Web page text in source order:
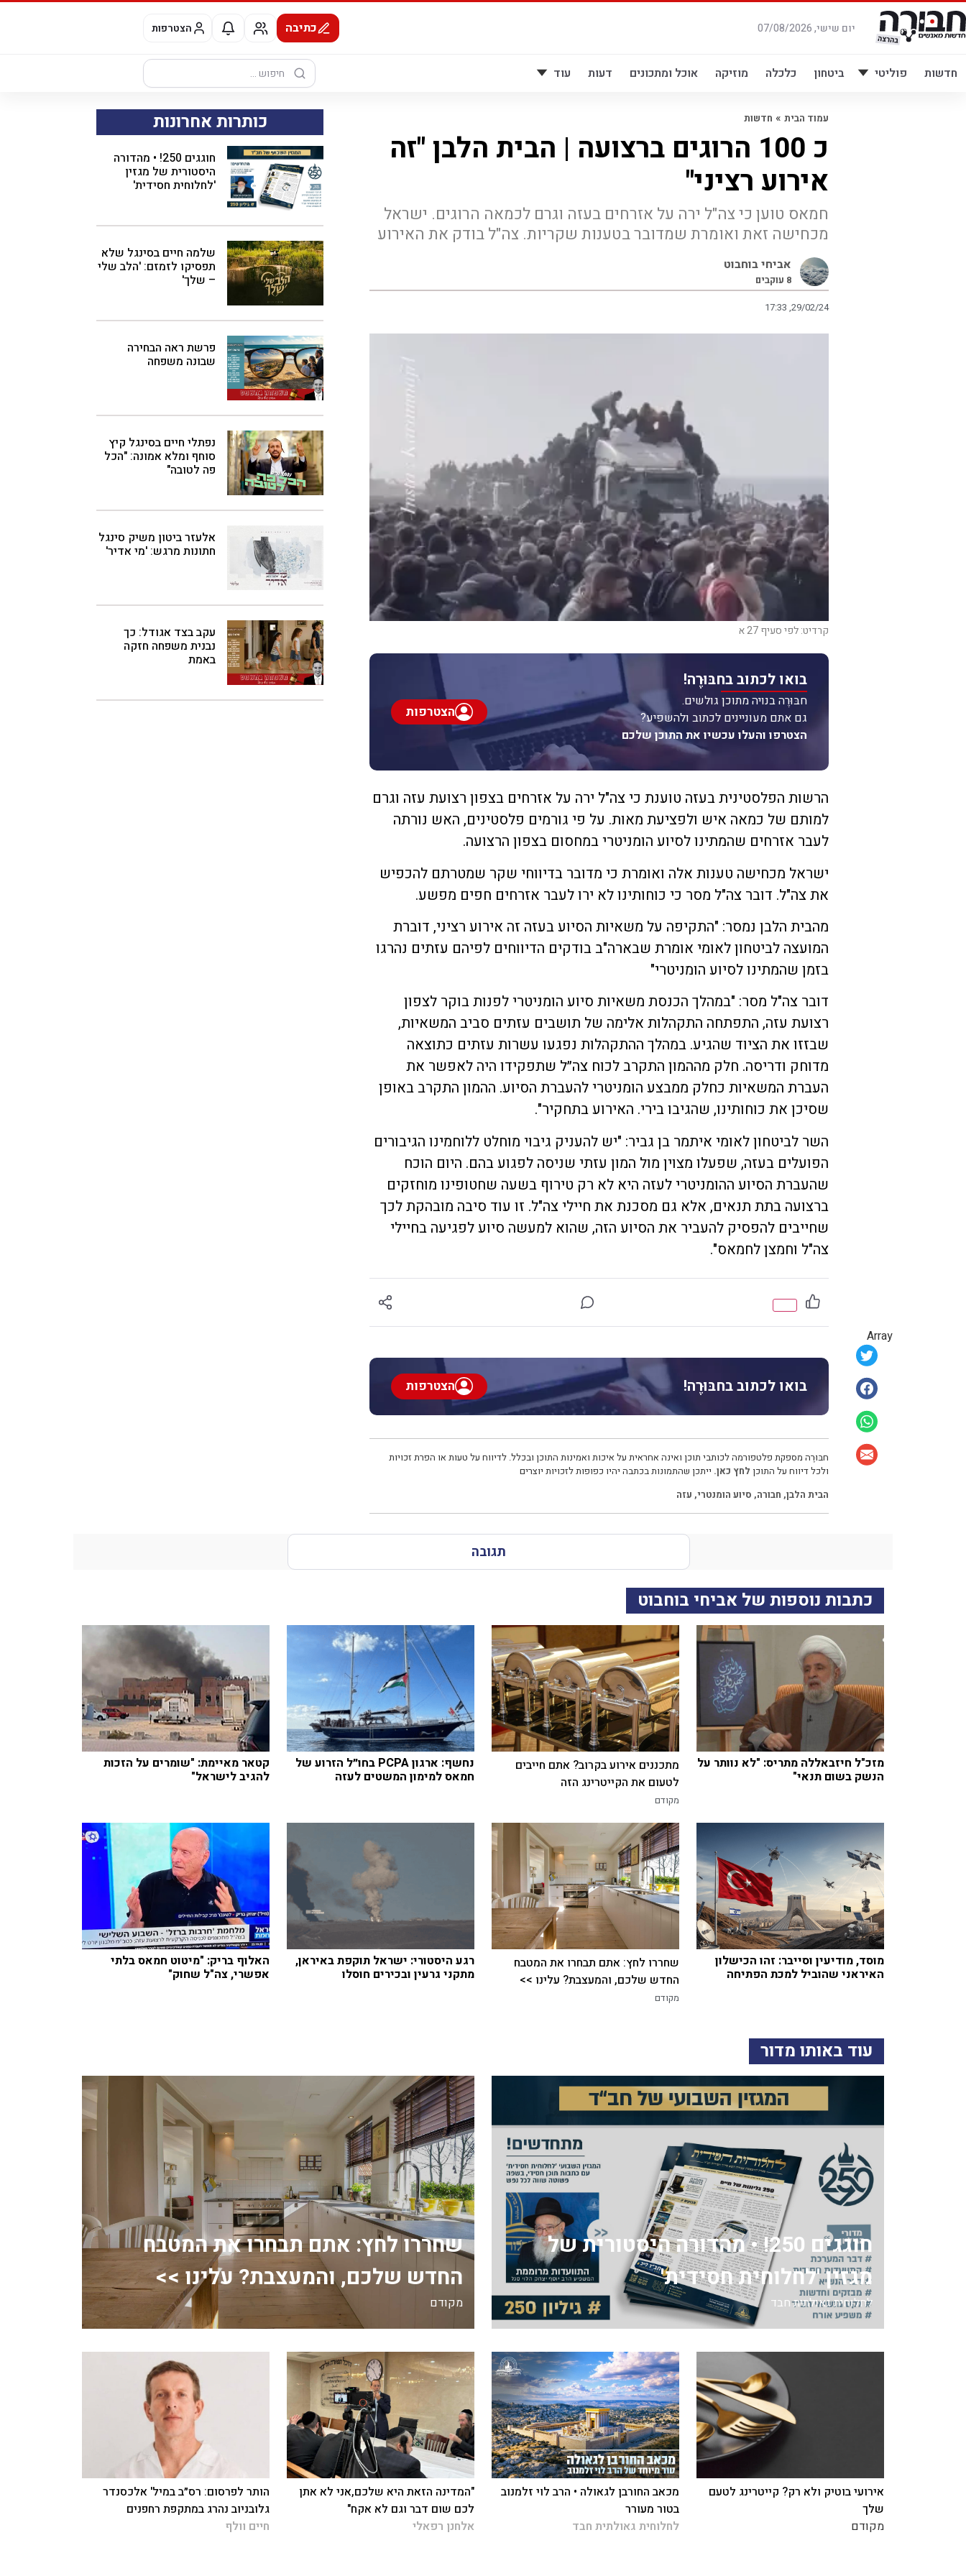
דלג
לתוכן
יום שישי, 07/08/2026 כתיבה הצטרפות
חדשות פוליטי ביטחון כלכלה מוזיקה אוכל ומתכונים דעות עוד
חיפוש:
Array
עמוד הבית » חדשות
כ 100 הרוגים ברצועה | הבית הלבן "זה
אירוע רציני"
חמאס טוען כי צה"ל ירה על אזרחים בעזה וגרם לכמאה הרוגים. ישראל
מכחישה זאת ואומרת שמדובר בטענות שקריות. צה"ל בודק את האירוע
אביחי בוחבוט
8 עוקבים
17:33 ,29/02/24
קרדיט: לפי סעיף 27 א
בואו לכתוב בחבּוּרֶה!
חבּוּרֶה בנויה מתוכן גולשים.
גם אתם מעוניינים לכתוב ולהשפיע?
הצטרפו והעלו עכשיו את התוכן שלכם
הצטרפות
הרשות הפלסטינית בעזה טוענת כי צה"ל ירה על אזרחים בצפון רצועת עזה וגרם
למותם של כמאה איש ולפציעת מאות. על פי גורמים פלסטינים, האש נורתה
לעבר אזרחים שהמתינו לסיוע הומניטרי במחסום בצפון הרצועה.
ישראל מכחישה טענות אלה ואומרת כי מדובר בדיווחי שקר שמטרתם להכפיש
את צה"ל. דובר צה"ל מסר כי כוחותינו לא ירו לעבר אזרחים חפים מפשע.
מהבית הלבן נמסר: "התקיפה על משאיות הסיוע בעזה זה אירוע רציני, דוברת
המועצה לביטחון לאומי אומרת שבארה"ב בודקים הדיווחים לפיהם עזתים נהרגו
בזמן שהמתינו לסיוע הומניטרי"
דובר צה"ל מסר: "במהלך הכנסת משאיות סיוע הומניטרי לפנות בוקר לצפון
רצועת עזה, התפתחה התקהלות אלימה של תושבים עזתים סביב המשאיות,
שבזזו את הציוד שהגיע. במהלך ההתקהלות נפגעו עשרות עזתים כתוצאה
מדוחק ודריסה. חלק מההמון התקרב לכוח צה״ל שתפקידו היה לאפשר את
העברת המשאיות כחלק ממבצע הומניטרי להעברת הסיוע. ההמון התקרב באופן
שסיכן את כוחותינו, שהגיבו בירי. האירוע בתחקיר".
השר לביטחון לאומי איתמר בן גביר: "יש להעניק גיבוי מוחלט ללוחמינו הגיבורים
הפועלים בעזה, שפעלו מצוין מול המון עזתי שניסה לפגוע בהם. היום הוכח
שהעברת הסיוע ההומניטרי לעזה היא לא רק טירוף בשעה שחטופינו מוחזקים
ברצועה בתת תנאים, אלא גם מסכנת את חיילי צה"ל. זו עוד סיבה מובהקת לכך
שחייבים להפסיק להעביר את הסיוע הזה, שהוא למעשה סיוע לפגיעה בחיילי
צה"ל וחמצן לחמאס".
בואו לכתוב בחבּוּרֶה! הצטרפות
חבּוּרֶה מספקת פלטפורמה לכותבי תוכן ואינה אחראית על איכות ואמינות התוכן ובכלל. לדיווח על טעות או הפרת זכויות
ולכל דיווח על התוכן לחץ כאן. ייתכן שהתמונות בכתבה יהיו כפופות לזכויות יוצרים
הבית הלבן, חבורה, סיוע הומנטרי, עזה
כותרות אחרונות
חוגגים 250! • מהדורה
היסטורית של מגזין
'לחלוחית חסידית'
שלמה חיים בסינגל שלא
תפסיקו לזמזם: 'הלב שלי
– שלך'
פרשת ראה הבחירה
שבונה משפחה
נפתלי חיים בסינגל קיץ
סוחף ומלא אמונה: "הכל
פה לטובה"
אלעזר ביטון משיק סינגל
חתונות מרגש: 'מי אדיר'
עקב בצד אגודל: כך
נבנית משפחה חזקה
באמת
תגובה
כתבות נוספות של אביחי בוחבוט
מזכ"ל חיזבאללה מתריס: "לא נוותר על
הנשק בשום תנאי"
מתכננים אירוע בקרוב? אתם חייבים
לטעום את הקייטרינג הזה
מקודם
נחשף: ארגון PCPA בחו״ל הזרוע של
חמאס למימון המשטים לעזה
קטאר מאיימת: "שומרים על הזכות
להגיב לישראל"
מוסד, מודיעין וסייבר: זהו הכישלון
האיראני שהוביל למכת הפתיחה
שחררו לחץ: אתם תבחרו את המטבח
החדש שלכם, והמעצבת? עלינו >>
מקודם
רגע היסטורי: ישראל תוקפת באיראן,
מתקני גרעין ובכירים חוסלו
האלוף בריק: "מיטוט חמאס בלתי
אפשרי, צה"ל שחוק"
עוד באותו מדור
חוגגים 250! • מהדורה היסטורית של
מגזין 'לחלוחית חסידית'
לחלוחית גאולתית חבד
שחררו לחץ: אתם תבחרו את המטבח
החדש שלכם, והמעצבת? עלינו >>
מקודם
אירועי בוטיק ולא רק? קייטרינג לטעם
שלך
מקודם
מכאב החורבן לגאולה • הרב לוי זלמנוב
בטור מעורר
לחלוחית גאולתית חבד
"המדינה הזאת היא שלכם,אני לא אתן
לכם שום דבר וגם לא אקח"
אלחנן רפאלי
הותר לפרסום: רס״ב במיל' אלכסנדר
גלובניוב נהרג במתקפת רחפנים
חיים וולף